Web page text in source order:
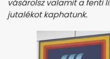
vásárolsz valamit a fenti
jutalékot kaphatunk.